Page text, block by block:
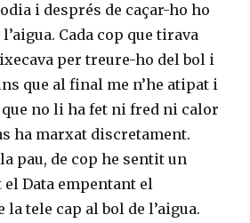
i després de caçar-ho ho
Cada cop que tirava
per treure-ho del bol i
que al final me n’he atipat i
que no li ha fet ni fred ni calor
ha marxat discretament.
pau, de cop he sentit un
Data empentant el
la tele cap al bol de l’aigua.